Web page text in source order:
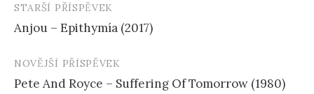
Navigace
příspěvku
STARŠÍ PŘÍSPĚVEK
Anjou – Epithymía (2017)
NOVĚJŠÍ PŘÍSPĚVEK
Pete And Royce – Suffering Of Tomorrow (1980)